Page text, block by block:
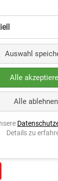
vernäht. Die
Dicke von 0,35
nur
oder Aufdrucke
Bimbi*
Auswahl
Alle
Alle ablehnen
Details zu